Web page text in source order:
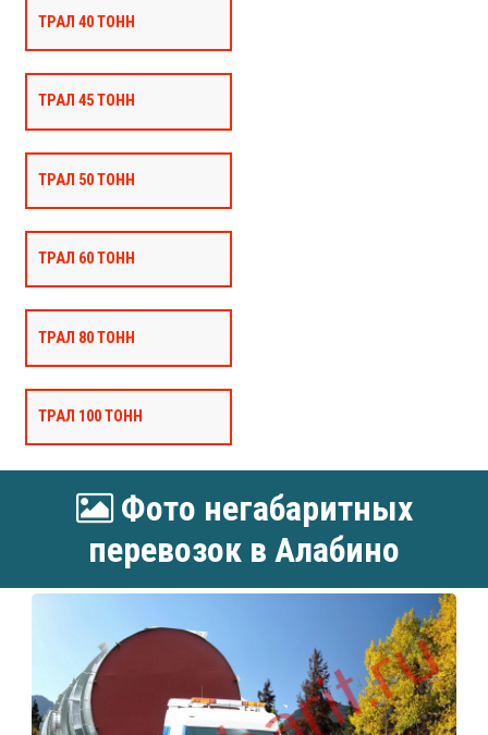
ТРАЛ 40 ТОНН
ТРАЛ 45 ТОНН
ТРАЛ 50 ТОНН
ТРАЛ 60 ТОНН
ТРАЛ 80 ТОНН
ТРАЛ 100 ТОНН
Фото негабаритных
перевозок в Алабино